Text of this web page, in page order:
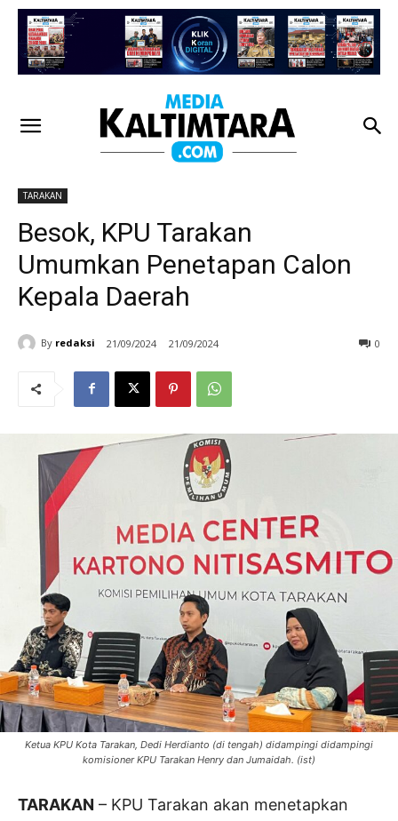
TARAKAN
Besok, KPU Tarakan
Umumkan Penetapan Calon
Kepala Daerah
By redaksi 21/09/2024 21/09/2024 0
Ketua KPU Kota Tarakan, Dedi Herdianto (di tengah) didampingi didampingi
komisioner KPU Tarakan Henry dan Jumaidah. (ist)
TARAKAN – KPU Tarakan akan menetapkan